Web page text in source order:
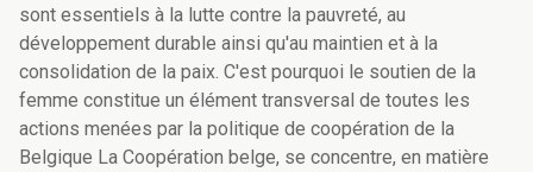
sont essentiels à la lutte contre la pauvreté, au
développement durable ainsi qu'au maintien et à la
consolidation de la paix. C'est pourquoi le soutien de la
femme constitue un élément transversal de toutes les
actions menées par la politique de coopération de la
Belgique La Coopération belge, se concentre, en matière